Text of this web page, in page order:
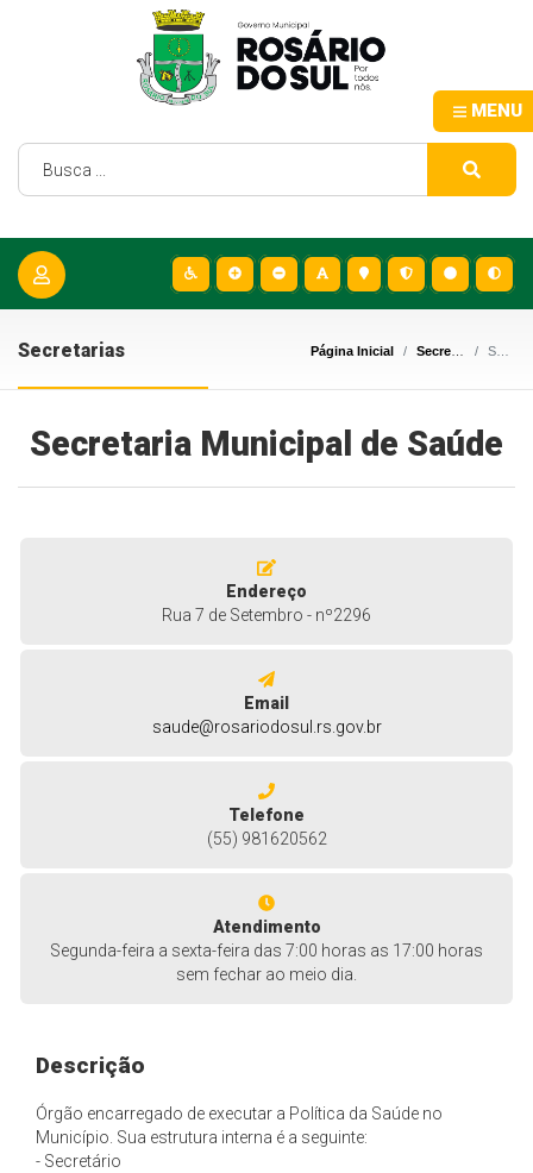
MENU
Secretarias Página Inicial Secretarias Secretaria Municipal de Saúde
Secretaria Municipal de Saúde
Endereço
Rua 7 de Setembro - nº2296
Email
saude@rosariodosul.rs.gov.br
Telefone
(55) 981620562
Atendimento
Segunda-feira a sexta-feira das 7:00 horas as 17:00 horas
sem fechar ao meio dia.
Descrição
Órgão encarregado de executar a Política da Saúde no
Município. Sua estrutura interna é a seguinte:
- Secretário